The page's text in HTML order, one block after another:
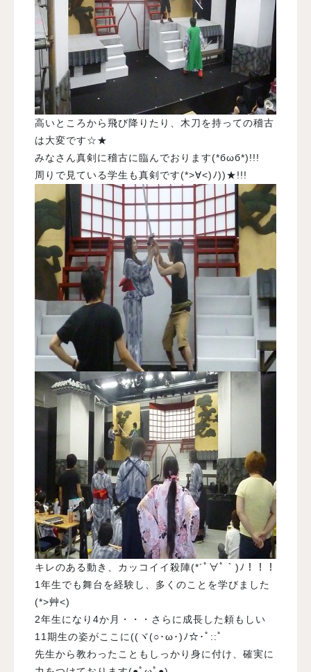
高いところから飛び降りたり、木刀を持っての稽古
は大変です☆★
みなさん真剣に稽古に臨んでおります(*бωб*)!!!
周りで見ている学生も真剣です(*>∀<)ﾉ))★!!!
キレのある動き、カッコイイ殺陣(*´ﾟ∀ﾟ｀)ﾉ！！！
1年生でも舞台を経験し、多くのことを学びました
(*>艸<)
2年生になり4か月・・・さらに成長した頼もしい
11期生の姿がここに((ヾ(○･ω･)ﾉ☆･ﾟ::ﾟ
先生から教わったこともしっかり身に付け、確実に